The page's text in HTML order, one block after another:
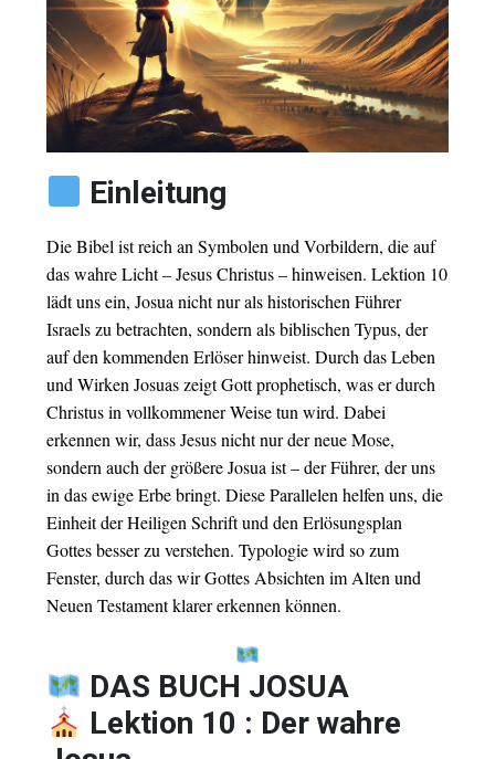
Einleitung
Die Bibel ist reich an Symbolen und Vorbildern, die auf
das wahre Licht – Jesus Christus – hinweisen. Lektion 10
lädt uns ein, Josua nicht nur als historischen Führer
Israels zu betrachten, sondern als biblischen Typus, der
auf den kommenden Erlöser hinweist. Durch das Leben
und Wirken Josuas zeigt Gott prophetisch, was er durch
Christus in vollkommener Weise tun wird. Dabei
erkennen wir, dass Jesus nicht nur der neue Mose,
sondern auch der größere Josua ist – der Führer, der uns
in das ewige Erbe bringt. Diese Parallelen helfen uns, die
Einheit der Heiligen Schrift und den Erlösungsplan
Gottes besser zu verstehen. Typologie wird so zum
Fenster, durch das wir Gottes Absichten im Alten und
Neuen Testament klarer erkennen können.
DAS BUCH JOSUA
Lektion 10 : Der wahre